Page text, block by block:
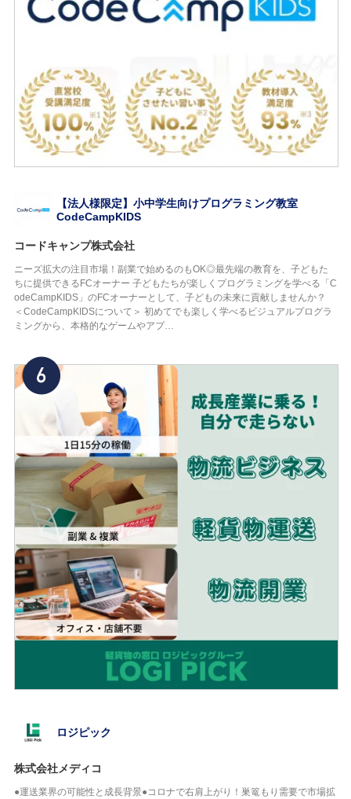
【法人様限定】小中学生向けプログラミング教室
CodeCampKIDS
コードキャンプ株式会社
ニーズ拡大の注目市場！副業で始めるのもOK◎最先端の教育を、子どもた
ちに提供できるFCオーナー 子どもたちが楽しくプログラミングを学べる「C
odeCampKIDS」のFCオーナーとして、子どもの未来に貢献しませんか？
＜CodeCampKIDSについて＞ 初めてでも楽しく学べるビジュアルプログラ
ミングから、本格的なゲームやアプ…
ロジピック
株式会社メディコ
●運送業界の可能性と成長背景●コロナで右肩上がり！巣篭もり需要で市場拡